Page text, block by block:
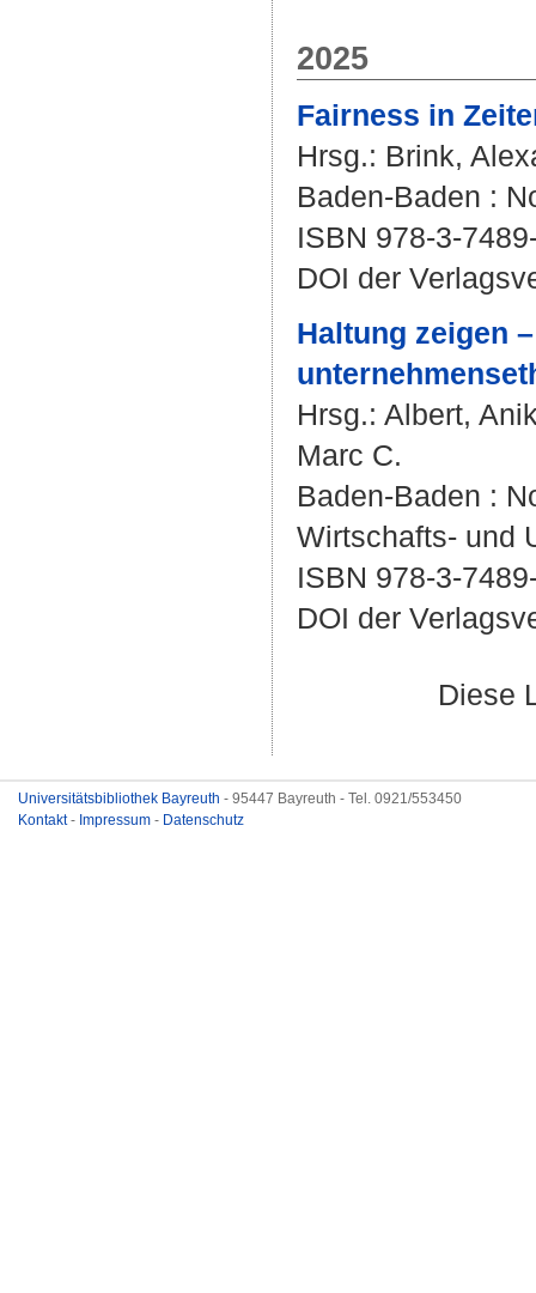
2025
Fairness in
Hrsg.: Brink,
Baden-Baden :
ISBN 978-3-
DOI der
Haltung zeigen
Hrsg.: Albert,
Marc C.
Baden-Baden :
Wirtschafts- und
ISBN 978-3-
DOI der
Diese
Universitätsbibliothek Bayreuth - 95447 Bayreuth - Tel. 0921/553450
Kontakt- Impressum - Datenschutz